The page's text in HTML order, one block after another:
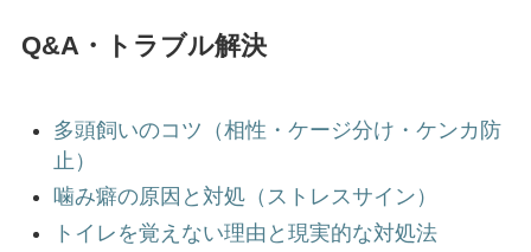
Q&A・トラブル解決
多頭飼いのコツ（相性・ケージ分け・ケンカ防
止）
噛み癖の原因と対処（ストレスサイン）
トイレを覚えない理由と現実的な対処法